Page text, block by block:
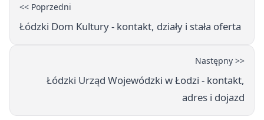
<< Poprzedni
Łódzki Dom Kultury - kontakt, działy i stała oferta
Następny >>
Łódzki Urząd Wojewódzki w Łodzi - kontakt,
adres i dojazd